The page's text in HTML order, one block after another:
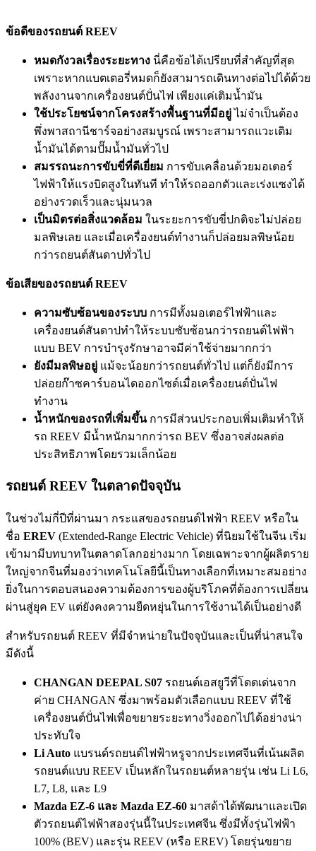
ข้อดีของรถยนต์ REEV
หมดกังวลเรื่องระยะทาง นี่คือข้อได้เปรียบที่สำคัญที่สุด
เพราะหากแบตเตอรี่หมดก็ยังสามารถเดินทางต่อไปได้ด้วย
พลังงานจากเครื่องยนต์ปั่นไฟ เพียงแค่เติมน้ำมัน
ใช้ประโยชน์จากโครงสร้างพื้นฐานที่มีอยู่ไม่จำเป็นต้อง
พึ่งพาสถานีชาร์จอย่างสมบูรณ์ เพราะสามารถแวะเติม
น้ำมันได้ตามปั๊มน้ำมันทั่วไป
สมรรถนะการขับขี่ที่ดีเยี่ยม การขับเคลื่อนด้วยมอเตอร์
ไฟฟ้าให้แรงบิดสูงในทันที ทำให้รถออกตัวและเร่งแซงได้
อย่างรวดเร็วและนุ่มนวล
เป็นมิตรต่อสิ่งแวดล้อม ในระยะการขับขี่ปกติจะไม่ปล่อย
มลพิษเลย และเมื่อเครื่องยนต์ทำงานก็ปล่อยมลพิษน้อย
กว่ารถยนต์สันดาปทั่วไป
ข้อเสียของรถยนต์ REEV
ความซับซ้อนของระบบ การมีทั้งมอเตอร์ไฟฟ้าและ
เครื่องยนต์สันดาปทำให้ระบบซับซ้อนกว่ารถยนต์ไฟฟ้า
แบบ BEV การบำรุงรักษาอาจมีค่าใช้จ่ายมากกว่า
ยังมีมลพิษอยู่ แม้จะน้อยกว่ารถยนต์ทั่วไป แต่ก็ยังมีการ
ปล่อยก๊าซคาร์บอนไดออกไซด์เมื่อเครื่องยนต์ปั่นไฟ
ทำงาน
น้ำหนักของรถที่เพิ่มขึ้นการมีส่วนประกอบเพิ่มเติมทำให้
รถ REEV มีน้ำหนักมากกว่ารถ BEV ซึ่งอาจส่งผลต่อ
ประสิทธิภาพโดยรวมเล็กน้อย
รถยนต์ REEV ในตลาดปัจจุบัน
ในช่วงไม่กี่ปีที่ผ่านมา กระแสของรถยนต์ไฟฟ้า REEV หรือใน
ชื่อ EREV (Extended-Range Electric Vehicle) ที่นิยมใช้ในจีน เริ่ม
เข้ามามีบทบาทในตลาดโลกอย่างมาก โดยเฉพาะจากผู้ผลิตราย
ใหญ่จากจีนที่มองว่าเทคโนโลยีนี้เป็นทางเลือกที่เหมาะสมอย่าง
ยิ่งในการตอบสนองความต้องการของผู้บริโภคที่ต้องการเปลี่ยน
ผ่านสู่ยุค EV แต่ยังคงความยืดหยุ่นในการใช้งานได้เป็นอย่างดี
สำหรับรถยนต์ REEV ที่มีจำหน่ายในปัจจุบันและเป็นที่น่าสนใจ
มีดังนี้
CHANGAN DEEPAL S07 รถยนต์เอสยูวีที่โดดเด่นจาก
ค่าย CHANGAN ซึ่งมาพร้อมตัวเลือกแบบ REEV ที่ใช้
เครื่องยนต์ปั่นไฟเพื่อขยายระยะทางวิ่งออกไปได้อย่างน่า
ประทับใจ
Li Auto แบรนด์รถยนต์ไฟฟ้าหรูจากประเทศจีนที่เน้นผลิต
รถยนต์แบบ REEV เป็นหลักในรถยนต์หลายรุ่น เช่น Li L6,
L7, L8, และ L9
Mazda EZ-6 และ Mazda EZ-60 มาสด้าได้พัฒนาและเปิด
ตัวรถยนต์ไฟฟ้าสองรุ่นนี้ในประเทศจีน ซึ่งมีทั้งรุ่นไฟฟ้า
100% (BEV) และรุ่น REEV (หรือ EREV) โดยรุ่นขยาย